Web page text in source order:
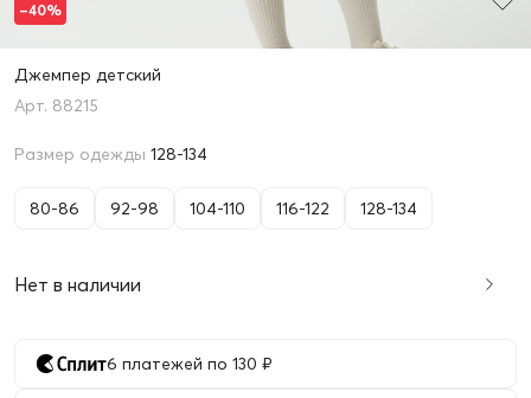
Джемпер детский
88215
Размер одежды 128-134
80-86 92-98 104-110 116-122 128-134
Нет в наличии
6 платежей по 130 ₽
–40%